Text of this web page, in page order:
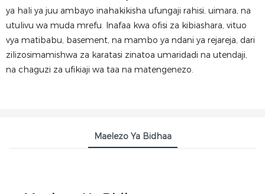
ya hali ya juu ambayo inahakikisha ufungaji rahisi, uimara, na
utulivu wa muda mrefu. Inafaa kwa ofisi za kibiashara, vituo
vya matibabu, basement, na mambo ya ndani ya rejareja, dari
zilizosimamishwa za karatasi zinatoa umaridadi na utendaji,
na chaguzi za ufikiaji wa taa na matengenezo.
Maelezo Ya Bidhaa